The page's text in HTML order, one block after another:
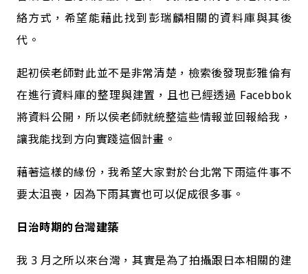
絡方式，希望能藉此找到彭瑞麟相關的資料庫與其後
代。
起初侯老師對此並不是非常清楚，檢索後發現彭雅倫有
在進行資料庫的整理與建置，且也已經透過 Facebbok
將資料公開，所以侯老師就統整這些情報並回報給我，
讓我能找到方向實踐這個計畫。
藉著這樣的緣份，我希望大家對於台北常下雨這件事不
要太沮喪，因為下雨其實也可以促成很多事。
日治時期的台灣建築
我 3 月之所以來台灣，其實是為了拍攝跟日本相關的建